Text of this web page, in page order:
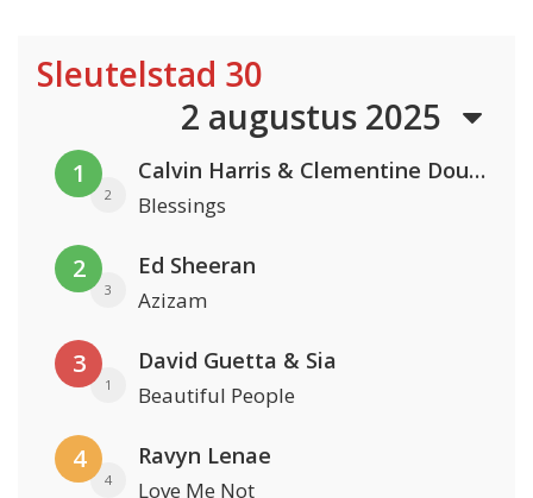
Sleutelstad 30
2 augustus 2025
1
2
Calvin Harris & Clementine Douglas
Blessings
2
3
Ed Sheeran
Azizam
3
1
David Guetta & Sia
Beautiful People
4
4
Ravyn Lenae
Love Me Not